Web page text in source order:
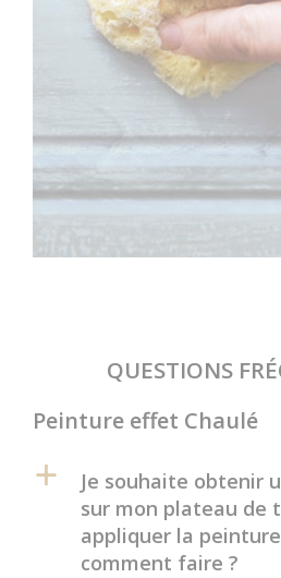
QUESTIONS
Peinture effet Chaulé
a
Je souhaite obtenir
sur mon plateau de
appliquer la
comment faire ?